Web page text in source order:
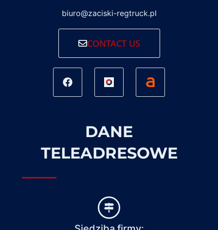
biuro@zaciski-regtruck.pl
CONTACT US
DANE
TELEADRESOWE